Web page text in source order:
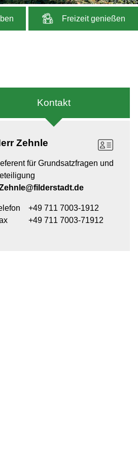
Freizeit genießen
Kontakt
Zehnle
für Grundsatzfragen und
+49 711 7003-1912
+49 711 7003-71912